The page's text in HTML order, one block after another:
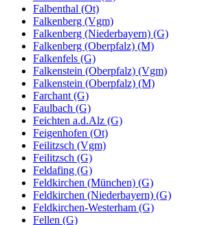
Falbenthal (Ot)
Falkenberg (Vgm)
Falkenberg (Niederbayern) (G)
Falkenberg (Oberpfalz) (M)
Falkenfels (G)
Falkenstein (Oberpfalz) (Vgm)
Falkenstein (Oberpfalz) (M)
Farchant (G)
Faulbach (G)
Feichten a.d.Alz (G)
Feigenhofen (Ot)
Feilitzsch (Vgm)
Feilitzsch (G)
Feldafing (G)
Feldkirchen (München) (G)
Feldkirchen (Niederbayern) (G)
Feldkirchen-Westerham (G)
Fellen (G)